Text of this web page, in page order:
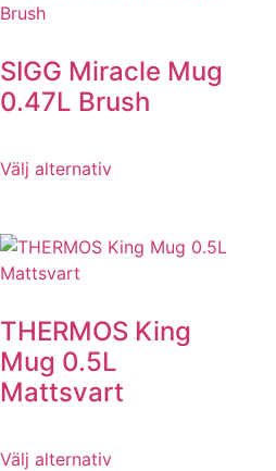
SIGG Miracle Mug
0.47L Brush
Välj alternativ
THERMOS King
Mug 0.5L
Mattsvart
Välj alternativ